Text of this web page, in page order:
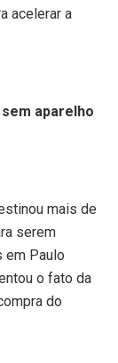
acelerar a
aparelho
mais de
serem
em Paulo
o fato da
do